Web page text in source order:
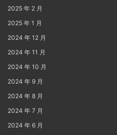
2025 年 2 月
2025 年 1 月
2024 年 12 月
2024 年 11 月
2024 年 10 月
2024 年 9 月
2024 年 8 月
2024 年 7 月
2024 年 6 月